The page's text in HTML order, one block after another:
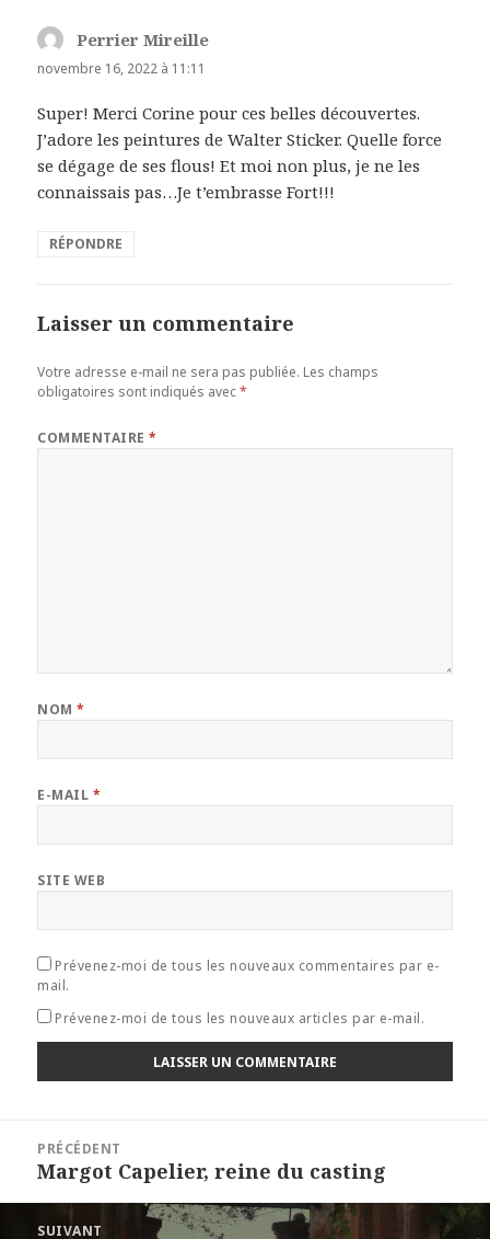
Perrier Mireille
novembre 16, 2022 à 11:11
Super! Merci Corine pour ces belles découvertes.
J’adore les peintures de Walter Sticker. Quelle force
se dégage de ses flous! Et moi non plus, je ne les
connaissais pas…Je t’embrasse Fort!!!
RÉPONDRE
Laisser un commentaire
Votre adresse e-mail ne sera pas publiée. Les champs
obligatoires sont indiqués avec*
COMMENTAIRE*
NOM*
E-MAIL *
SITE WEB
Prévenez-moi de tous les nouveaux commentaires par e-
mail.
Prévenez-moi de tous les nouveaux articles par e-mail.
l’article
PRÉCÉDENT
Article
Margot Capelier, reine du casting
SUIVANT